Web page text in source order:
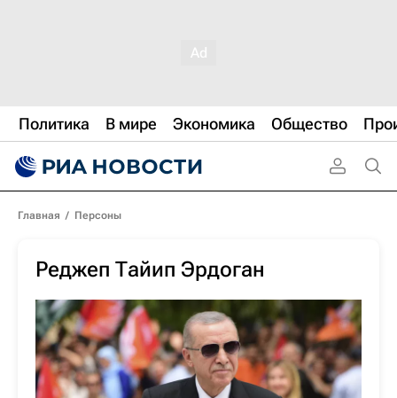
Политика В мире Экономика Общество
Главная / Персоны
Реджеп Тайип Эрдоган